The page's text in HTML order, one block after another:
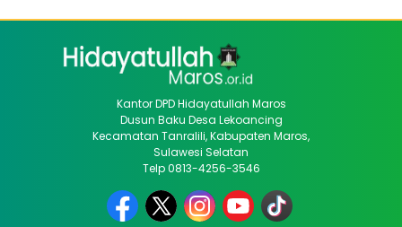
Kantor DPD Hidayatullah Maros
Dusun Baku Desa Lekoancing
Kecamatan Tanralili, Kabupaten Maros,
Sulawesi Selatan
Telp 0813-4256-3546